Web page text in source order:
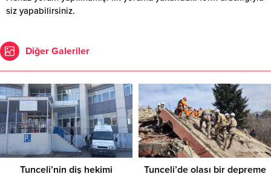
siz yapabilirsiniz.
Diğer Galeriler
Tunceli’nin diş hekimi
Tunceli’de olası bir depreme